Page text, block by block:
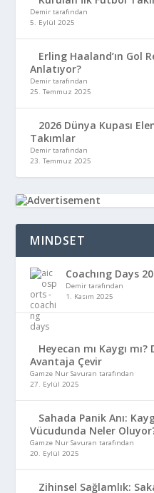
Demir tarafından
5. Eylül 2025
Erling Haaland’ın Gol
Anlatıyor?
Demir tarafından
25. Temmuz 2025
2026 Dünya Kupası
Takımlar
Demir tarafından
23. Temmuz 2025
MINDSET
Coachıng Days
Demir tarafından
1. Kasım 2025
Heyecan mı Kaygı
Avantaja Çevir
Gamze Nur Savuran tarafından
27. Eylül 2025
Sahada Panik Anı:
Vücudunda Neler
Gamze Nur Savuran tarafından
20. Eylül 2025
Zihinsel Sağlamlık: